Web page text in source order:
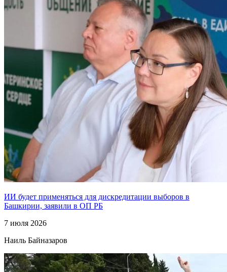
ИИ будет применяться для дискредитации выборов в
Башкирии, заявили в ОП РБ
7 июля 2026
Наиль Байназаров